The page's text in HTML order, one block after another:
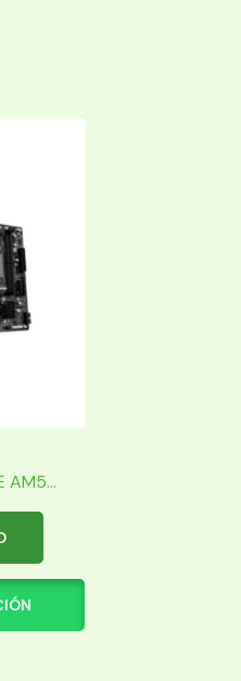
AM5...